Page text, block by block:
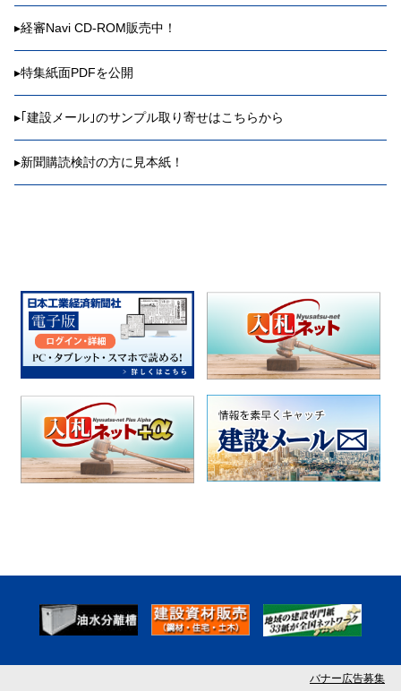
▸経審Navi CD-ROM販売中！
▸特集紙面PDFを公開
▸｢建設メール｣のサンプル取り寄せはこちらから
▸新聞購読検討の方に見本紙！
バナー広告募集